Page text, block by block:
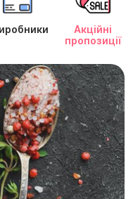
Акційні
пропозиції